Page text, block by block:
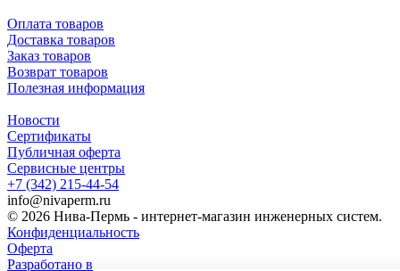
Оплата товаров
Доставка товаров
Заказ товаров
Возврат товаров
Полезная информация
Новости
Сертификаты
Публичная оферта
Сервисные центры
+7 (342) 215-44-54
info@nivaperm.ru
© 2026 Нива-Пермь - интернет-магазин инженерных систем.
Конфиденциальность
Оферта
Разработано в